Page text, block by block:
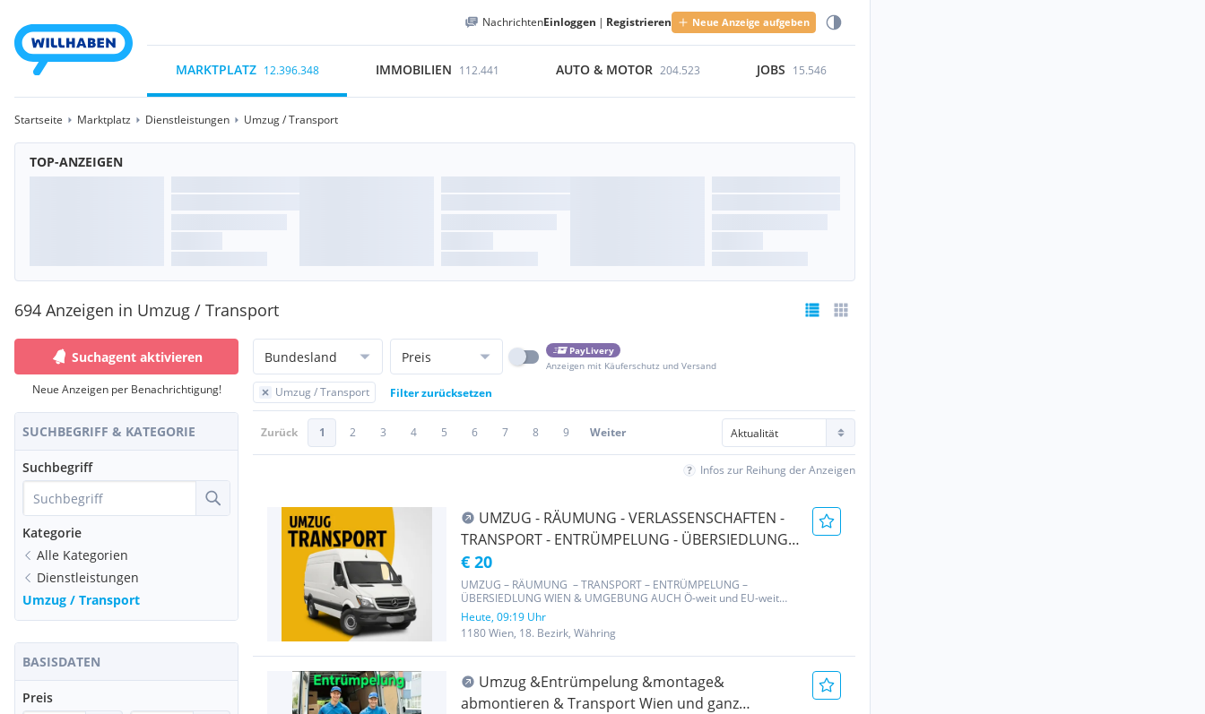
NachrichtenEinloggen | Registrieren Neue Anzeige aufgeben
MARKTPLATZ 12.396.348 IMMOBILIEN 112.441 AUTO & MOTOR 204.523 JOBS 15.546
Startseite Marktplatz Dienstleistungen Umzug / Transport
TOP-ANZEIGEN
694 Anzeigen in Umzug / Transport
Suchagent aktivieren
Neue Anzeigen per Benachrichtigung!
SUCHBEGRIFF & KATEGORIE
Suchbegriff
Kategorie
Alle Kategorien
Dienstleistungen
Umzug / Transport
BASISDATEN
Preis
Bundesland Preis
PayLivery
Anzeigen mit Käuferschutz und Versand
Umzug / Transport Filter zurücksetzen
Zurück 1 2 3 4 5 6 7 8 9 Weiter
Infos zur Reihung der Anzeigen
UMZUG - RÄUMUNG - VERLASSENSCHAFTEN -
TRANSPORT - ENTRÜMPELUNG - ÜBERSIEDLUNG
WIEN & UMGEBUNG AUCH Ö-weit und EU-weit
€ 20
UMZUG – RÄUMUNG – TRANSPORT – ENTRÜMPELUNG –
ÜBERSIEDLUNG WIEN & UMGEBUNG AUCH Ö-weit und EU-weit
Schnell & zuverlässig Kurzfristige Termine möglich Faire Preise –
keine versteckten Kosten! Auch Wochenende möglich Unsere
Leistungen: ● Räumungen/...
Heute, 09:19 Uhr
1180 Wien, 18. Bezirk, Währing
Umzug &Entrümpelung &montage&
abmontieren & Transport Wien und ganz